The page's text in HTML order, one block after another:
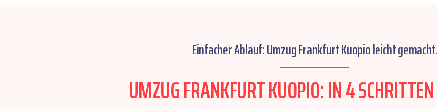
Einfacher Ablauf: Umzug Frankfurt Kuopio leicht gemacht.
UMZUG FRANKFURT KUOPIO: IN 4